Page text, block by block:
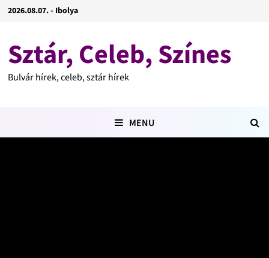
2026.08.07. - Ibolya
Sztár, Celeb, Színes
Bulvár hírek, celeb, sztár hírek
MENU